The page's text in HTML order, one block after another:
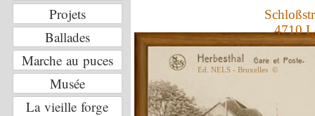
Projets
Ballades
Marche au puces
Musée
La vieille forge
4710
Ed. NELS - Bruxelles ©